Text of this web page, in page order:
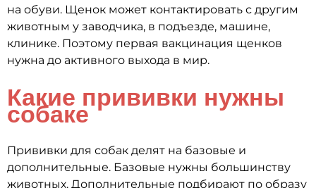
на обуви. Щенок может контактировать с другим
животным у заводчика, в подъезде, машине,
клинике. Поэтому первая вакцинация щенков
нужна до активного выхода в мир.
Какие прививки нужны
собаке
Прививки для собак делят на базовые и
дополнительные. Базовые нужны большинству
животных. Дополнительные подбирают по образу